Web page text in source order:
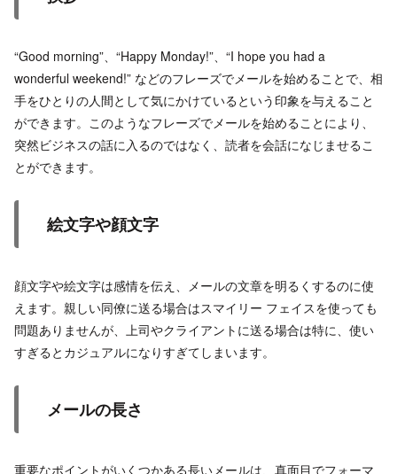
“Good morning”、“Happy Monday!”、“I hope you had a
wonderful weekend!” などのフレーズでメールを始めることで、相
手をひとりの人間として気にかけているという印象を与えること
ができます。このようなフレーズでメールを始めることにより、
突然ビジネスの話に入るのではなく、読者を会話になじませるこ
とができます。
絵文字や顔文字
顔文字や絵文字は感情を伝え、メールの文章を明るくするのに使
えます。親しい同僚に送る場合はスマイリー フェイスを使っても
問題ありませんが、上司やクライアントに送る場合は特に、使い
すぎるとカジュアルになりすぎてしまいます。
メールの長さ
重要なポイントがいくつかある長いメールは、真面目でフォーマ